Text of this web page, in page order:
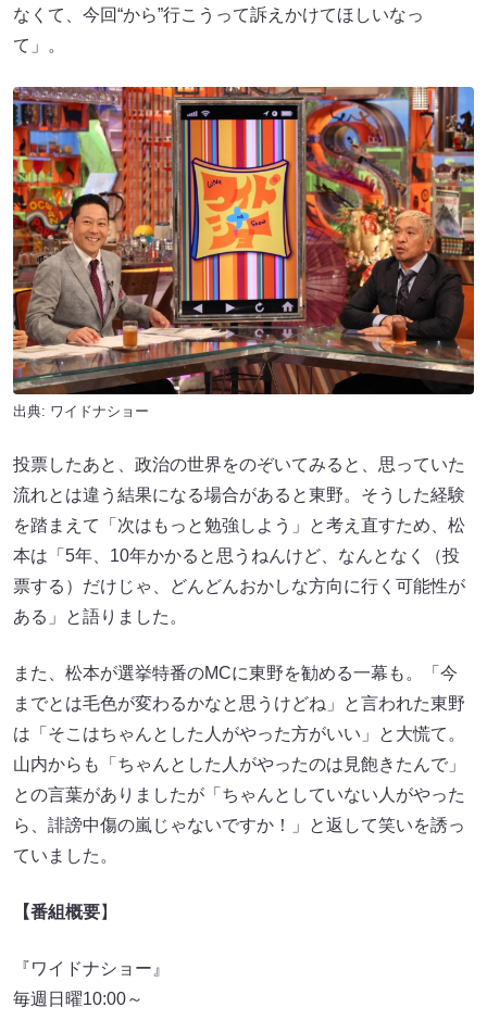
なくて、今回“から”行こうって訴えかけてほしいなっ
て」。
出典: ワイドナショー
投票したあと、政治の世界をのぞいてみると、思っていた
流れとは違う結果になる場合があると東野。そうした経験
を踏まえて「次はもっと勉強しよう」と考え直すため、松
本は「5年、10年かかると思うねんけど、なんとなく（投
票する）だけじゃ、どんどんおかしな方向に行く可能性が
ある」と語りました。
また、松本が選挙特番のMCに東野を勧める一幕も。「今
までとは毛色が変わるかなと思うけどね」と言われた東野
は「そこはちゃんとした人がやった方がいい」と大慌て。
山内からも「ちゃんとした人がやったのは見飽きたんで」
との言葉がありましたが「ちゃんとしていない人がやった
ら、誹謗中傷の嵐じゃないですか！」と返して笑いを誘っ
ていました。
【番組概要】
『ワイドナショー』
毎週日曜10:00～